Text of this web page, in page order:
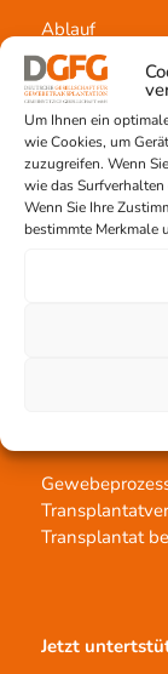
Um Ihnen ein
wie Cookies, um
zuzugreifen. Wenn
wie das
Wenn Sie Ihre
bestimmte Merkmale
Ablauf
Voraussetzungen
Kontakt
Team Hannover
Transplantat
Jetzt